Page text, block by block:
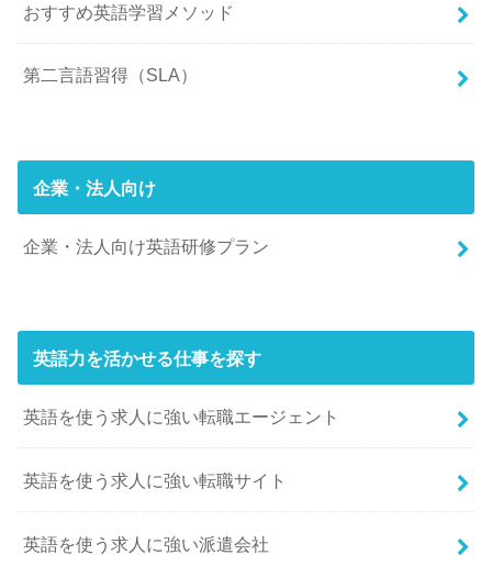
おすすめ英語学習メソッド
第二言語習得（SLA）
企業・法人向け
企業・法人向け英語研修プラン
英語力を活かせる仕事を探す
英語を使う求人に強い転職エージェント
英語を使う求人に強い転職サイト
英語を使う求人に強い派遣会社